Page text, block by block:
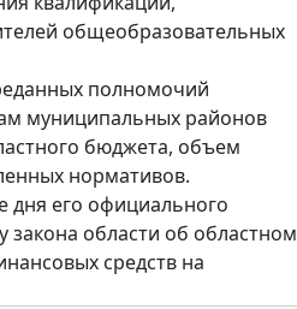
общеобразовательных
полномочий
муниципальных районов
бюджета, объем
нормативов.
дня его официального
закона области об областном
средств на